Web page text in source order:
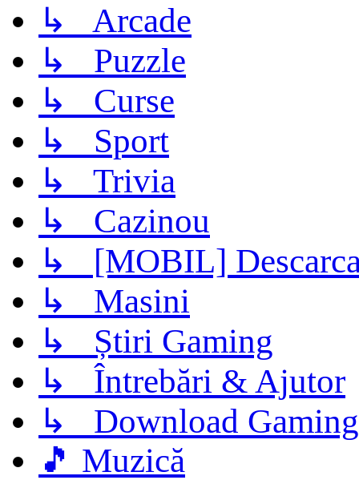
↳ Arcade
↳ Puzzle
↳ Curse
↳ Sport
↳ Trivia
↳ Cazinou
↳ [MOBIL]
↳ Masini
↳ Știri Gaming
↳ Întrebări & Ajutor
↳ Download Gaming
🎵 Muzică